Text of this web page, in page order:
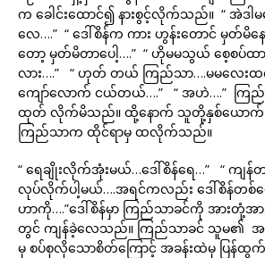
က ခေါင်းထောင်၍ နားစွင့်လိုက်သည်။ “ အဲဒါ
လေ….” “ ဒေါ်စိန်က ကား ဟွန်းတောင် မှတ်မိနေ
တော့ မှတ်မိတာပေါ့….” “ ဟိုမမသွယ် စေ့စ
လား….” “ ဟုတ် တယ် ကြည်သာ….မမလေ
ကျော်လောက် ငယ်တယ်….” “ အဟဲ….” ကြ
ထုတ် လိုက်မိသည်။ ထို့နောက် သူတို့နှစ်ယောက်
ကြည်သာက ထိုင်ရာမှ ထလိုက်သည်။
“ ရေချိုးလိုက်အုံးမယ်…ဒေါ်စိန်ရေ…” “ ကျန်
လုပ်လိုက်ပါ့မယ်….အရင်ကလည်း ဒေါ်စိန်တစ်
ဟာကို….”ဒေါ်စိန်မှာ ကြည်သာခင်ကို အားတုံ့အား
တွင် ကျန်ခဲ့လေသည်။ ကြည်သာခင် သူမ၏ အ
မှ စပ်စုလိုသောစိတ်ကြောင့် အခန်းထဲမှ ပြန်